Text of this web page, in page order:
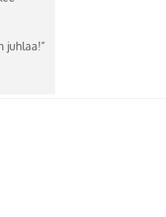
juhlaa!”